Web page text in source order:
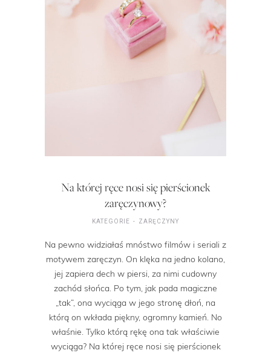
Na której ręce nosi się pierścionek
zaręczynowy?
KATEGORIE ZARĘCZYNY
Na pewno widziałaś mnóstwo filmów i seriali z
motywem zaręczyn. On klęka na jedno kolano,
jej zapiera dech w piersi, za nimi cudowny
zachód słońca. Po tym, jak pada magiczne
„tak”, ona wyciąga w jego stronę dłoń, na
którą on wkłada piękny, ogromny kamień. No
właśnie. Tylko którą rękę ona tak właściwie
wyciąga? Na której ręce nosi się pierścionek